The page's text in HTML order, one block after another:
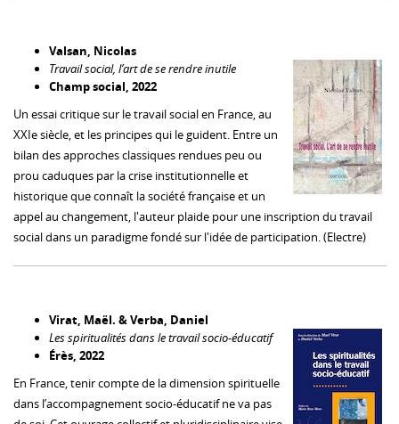
Valsan, Nicolas
Travail social, l’art de se rendre inutile
Champ social, 2022
Un essai critique sur le travail social en France, au
XXIe siècle, et les principes qui le guident. Entre un
bilan des approches classiques rendues peu ou
prou caduques par la crise institutionnelle et
historique que connaît la société française et un
appel au changement, l'auteur plaide pour une inscription du travail
social dans un paradigme fondé sur l'idée de participation. (Electre)
Virat, Maël. & Verba, Daniel
Les spiritualités dans le travail socio-éducatif
Érès, 2022
En France, tenir compte de la dimension spirituelle
dans l’accompagnement socio-éducatif ne va pas